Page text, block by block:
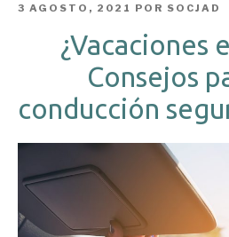
PUBLICADO
3 AGOSTO, 2021 POR SOCJAD
¿Vacaciones
Consejos
conducción